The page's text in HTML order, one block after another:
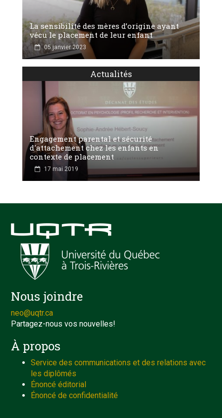
La sensibilité des mères d’origine ayant
vécu le placement de leur enfant
05 janvier 2023
Actualités
Engagement parental et sécurité
d'attachement chez les enfants en
contexte de placement
17 mai 2019
Nous joindre
neo@uqtr.ca
Partagez-nous vos nouvelles!
À propos
Service des communications et des relations avec
les diplômés
Énoncé éditorial
Énoncé de confidentialité